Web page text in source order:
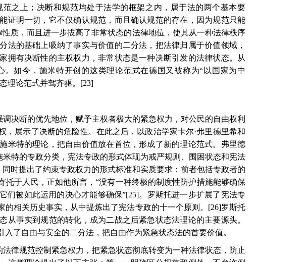
之上；决断和规范均处于法学的框架之内，属于法的两个基本要
证明一切，它不仅确认规范，而且确认规范的存在，因为规范只能
质，而且进一步拔高了非常状态的法律地位，使其从一种法律秩序
法的基础上吸纳了事实与价值的二分法，把法律归属于价值领域，
拥有决断性的主权权力，非常状态是一种决断引发的法律状态。从
如今，施米特开创的这类理论范式在德国又被称为“以国家为中
理论范式并驾齐驱。 [23]
决断的优先地位，赋予主权者极大的紧急权力，对公民的自由权利
展示了决断的危险性。在此之后，以政治学家卡尔·弗里德里希和
米特的理论，把自由价值放在首位，形成了新的理论范式。弗里德
特的专政分类，宪法专政的形式体现为戒严规则、围困状态和宪法
时提出了约束专政权力的形式标准和实质要求：前者包括专政者的
于人民，正如他所言，“没有一种终极的制度性防护措施能够确保
们被如此运用的决心才能够确保”[25]。罗斯托进一步扩展了宪法专
相关历史事实，从中提炼出了宪法专政的十一个原则。 [26]罗斯托
从事实到规范的转化，成为二战之后紧急状态法理论的主要源头。
了自由与安全的二分法，把自由作为紧急状态法的首要价值。
律规范控制紧急权力，把紧急状态彻底转变为一种法律状态，防止